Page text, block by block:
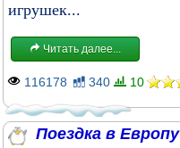
игрушек...
Читать далее...
116178 340 10
Поездка в Европу